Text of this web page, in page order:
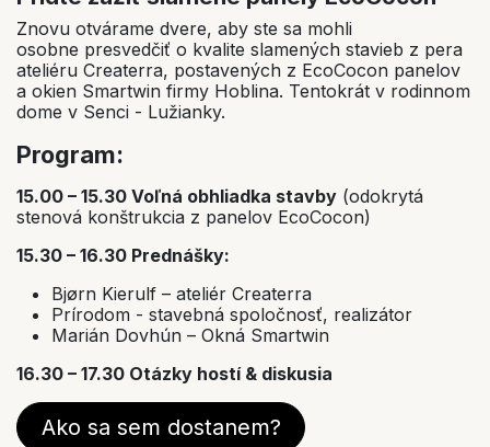
Znovu otvárame dvere, aby ste sa mohli
osobne presvedčiť o kvalite slamených stavieb z pera
ateliéru Createrra, postavených z EcoCocon panelov
a okien Smartwin firmy Hoblina. Tentokrát v rodinnom
dome v Senci - Lužianky.
Program:
15.00 – 15.30 Voľná obhliadka stavby (odokrytá
stenová konštrukcia z panelov EcoCocon)
15.30 – 16.30 Prednášky:
Bjørn Kierulf – ateliér Createrra
Prírodom - stavebná spoločnosť, realizátor
Marián Dovhún – Okná Smartwin
16.30 – 17.30 Otázky hostí & diskusia
Ako sa sem dostanem?